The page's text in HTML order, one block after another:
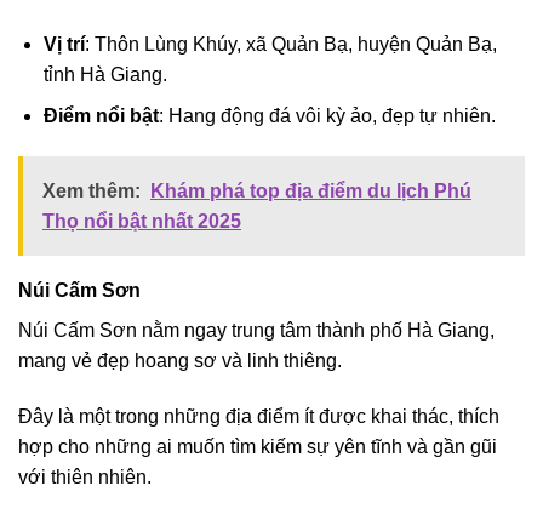
Vị trí: Thôn Lùng Khúy, xã Quản Bạ, huyện Quản Bạ,
tỉnh Hà Giang.
Điểm nổi bật: Hang động đá vôi kỳ ảo, đẹp tự nhiên.
Xem thêm:
Khám phá top địa điểm du lịch Phú
Thọ nổi bật nhất 2025
Núi Cấm Sơn
Núi Cấm Sơn nằm ngay trung tâm thành phố Hà Giang,
mang vẻ đẹp hoang sơ và linh thiêng.
Đây là một trong những địa điểm ít được khai thác, thích
hợp cho những ai muốn tìm kiếm sự yên tĩnh và gần gũi
với thiên nhiên.